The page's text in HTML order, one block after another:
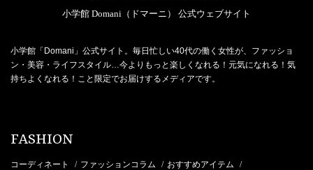
小学館 Domani（ドマーニ） 公式ウェブサイト
小学館「Domani」公式サイト。毎日忙しい40代の働く女性が、ファッショ
ン・美容・ライフスタイル…今よりもっと楽しくなれる！元気になれる！気
持ちよくなれる！こと限定でお届けするメディアです。
FASHION
コーディネート / ファッションコラム / おすすめアイテム /